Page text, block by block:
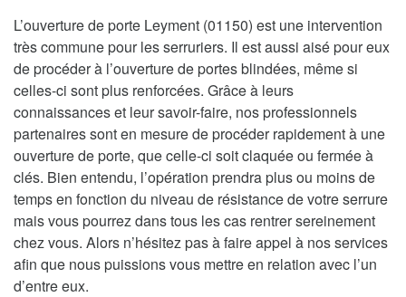
L’ouverture de porte Leyment (01150) est une intervention
très commune pour les serruriers. Il est aussi aisé pour eux
de procéder à l’ouverture de portes blindées, même si
celles-ci sont plus renforcées. Grâce à leurs
connaissances et leur savoir-faire, nos professionnels
partenaires sont en mesure de procéder rapidement à une
ouverture de porte, que celle-ci soit claquée ou fermée à
clés. Bien entendu, l’opération prendra plus ou moins de
temps en fonction du niveau de résistance de votre serrure
mais vous pourrez dans tous les cas rentrer sereinement
chez vous. Alors n’hésitez pas à faire appel à nos services
afin que nous puissions vous mettre en relation avec l’un
d’entre eux.